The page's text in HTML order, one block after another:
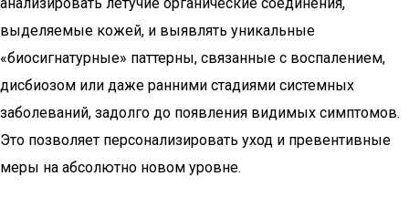
выделяемые кожей, и выявлять уникальные
«биосигнатурные» паттерны, связанные с воспалением,
дисбиозом или даже ранними стадиями системных
заболеваний, задолго до появления видимых симптомов.
Это позволяет персонализировать уход и превентивные
меры на абсолютно новом уровне.